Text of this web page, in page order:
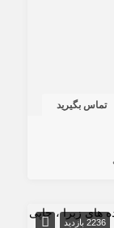
تماس بگیرید
2236 بازدید